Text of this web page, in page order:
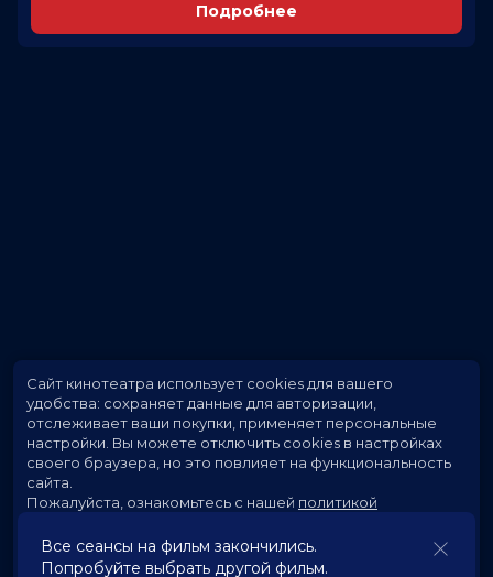
Подробнее
Все сеансы на фильм закончились.
Попробуйте выбрать другой фильм.
Сайт кинотеатра использует cookies для вашего
удобства: сохраняет данные для авторизации,
отслеживает ваши покупки, применяет персональные
настройки. Вы можете отключить cookies в настройках
своего браузера, но это повлияет на функциональность
сайта.
Пожалуйста, ознакомьтесь с нашей политикой
Принять